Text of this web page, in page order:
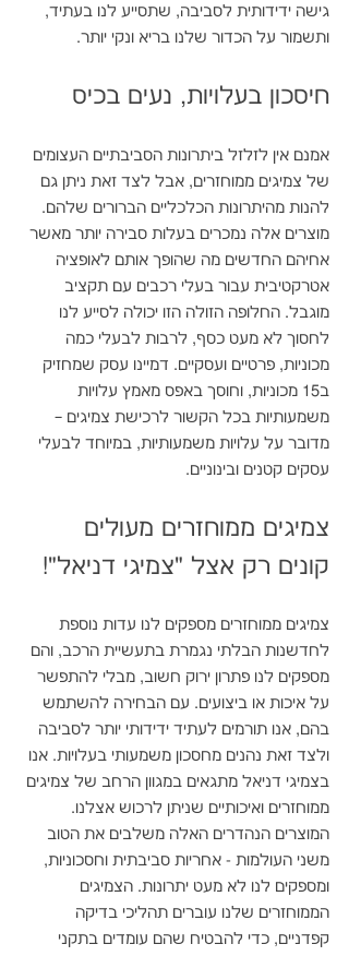
גישה ידידותית לסביבה, שתסייע לנו בעתיד,
ותשמור על הכדור שלנו בריא ונקי יותר.
חיסכון בעלויות, נעים בכיס
אמנם אין לזלזל ביתרונות הסביבתיים העצומים
של צמיגים ממוחזרים, אבל לצד זאת ניתן גם
להנות מהיתרונות הכלכליים הברורים שלהם.
מוצרים אלה נמכרים בעלות סבירה יותר מאשר
אחיהם החדשים מה שהופך אותם לאופציה
אטרקטיבית עבור בעלי רכבים עם תקציב
מוגבל. החלופה הזולה הזו יכולה לסייע לנו
לחסוך לא מעט כסף, לרבות לבעלי כמה
מכוניות, פרטיים ועסקיים. דמיינו עסק שמחזיק
ב15 מכוניות, וחוסך באפס מאמץ עלויות
משמעותיות בכל הקשור לרכישת צמיגים –
מדובר על עלויות משמעותיות, במיוחד לבעלי
עסקים קטנים ובינוניים.
צמיגים ממוחזרים מעולים
קונים רק אצל "צמיגי דניאל"!
צמיגים ממוחזרים מספקים לנו עדות נוספת
לחדשנות הבלתי נגמרת בתעשיית הרכב, והם
מספקים לנו פתרון ירוק חשוב, מבלי להתפשר
על איכות או ביצועים. עם הבחירה להשתמש
בהם, אנו תורמים לעתיד ידידותי יותר לסביבה
ולצד זאת נהנים מחסכון משמעותי בעלויות. אנו
בצמיגי דניאל מתגאים במגוון הרחב של צמיגים
ממוחזרים ואיכותיים שניתן לרכוש אצלנו.
המוצרים הנהדרים האלה משלבים את הטוב
משני העולמות - אחריות סביבתית וחסכוניות,
ומספקים לנו לא מעט יתרונות. הצמיגים
הממוחזרים שלנו עוברים תהליכי בדיקה
קפדניים, כדי להבטיח שהם עומדים בתקני